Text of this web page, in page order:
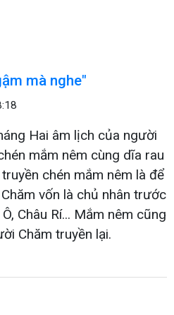
mà nghe"
Hai âm lịch của người
mắm nêm cùng dĩa rau
chén mắm nêm là để
vốn là chủ nhân trước
Châu Rí... Mắm nêm cũng
Chăm truyền lại.